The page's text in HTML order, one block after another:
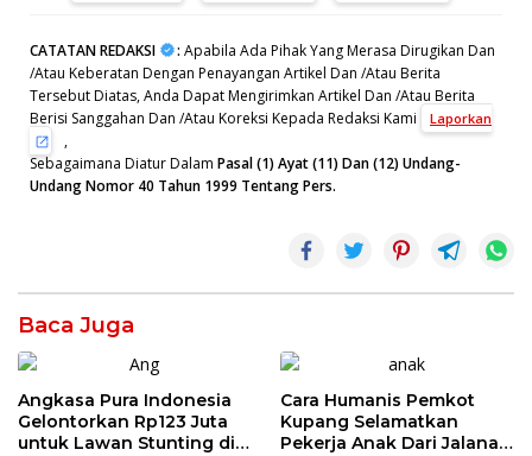
CATATAN REDAKSI : Apabila Ada Pihak Yang Merasa Dirugikan Dan
/Atau Keberatan Dengan Penayangan Artikel Dan /Atau Berita
Tersebut Diatas, Anda Dapat Mengirimkan Artikel Dan /Atau Berita
Berisi Sanggahan Dan /Atau Koreksi Kepada Redaksi Kami
Laporkan
,
Sebagaimana Diatur Dalam Pasal (1) Ayat (11) Dan (12) Undang-
Undang Nomor 40 Tahun 1999 Tentang Pers.
Baca Juga
Angkasa Pura Indonesia
Gelontorkan Rp123 Juta
untuk Lawan Stunting di
Cara Humanis Pemkot
Kupang Selamatkan
Pekerja Anak Dari Jalanan